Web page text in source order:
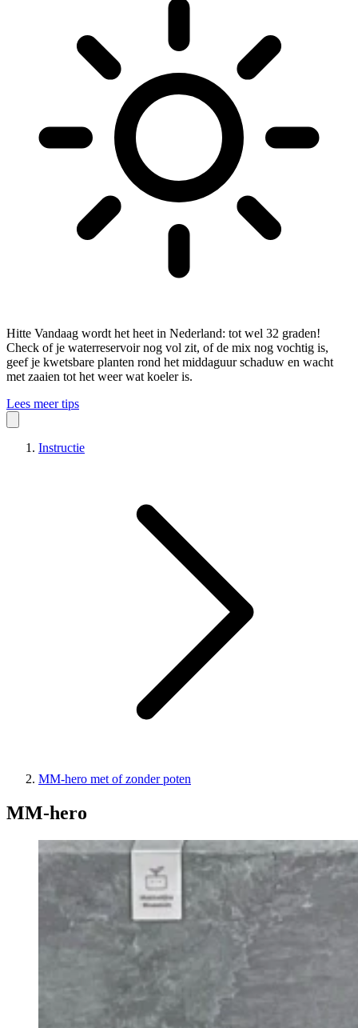
Hitte Vandaag wordt het heet in Nederland: tot wel 32 graden!
Check of je waterreservoir nog vol zit, of de mix nog vochtig is,
geef je kwetsbare planten rond het middaguur schaduw en wacht
met zaaien tot het weer wat koeler is.
Lees meer tips
Instructie
MM-hero met of zonder poten
MM-hero